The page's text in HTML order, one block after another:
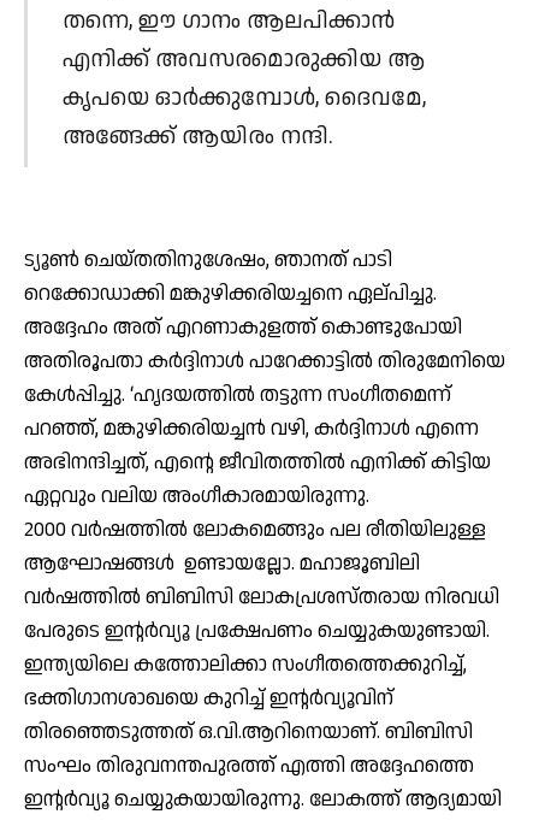
തന്നെ, ഈ ഗാനം ആലപിക്കാന്‍
എനിക്ക് അവസരമൊരുക്കിയ ആ
കൃപയെ ഓര്‍ക്കുമ്പോള്‍, ദൈവമേ,
അങ്ങേക്ക് ആയിരം നന്ദി.
ട്യൂണ്‍ ചെയ്തതിനുശേഷം, ഞാനത് പാടി
റെക്കോഡാക്കി മങ്കുഴിക്കരിയച്ചനെ ഏല്പിച്ചു.
അദ്ദേഹം അത് എറണാകുളത്ത് കൊണ്ടുപോയി
അതിരൂപതാ കര്‍ദ്ദിനാള്‍ പാറേക്കാട്ടില്‍ തിരുമേനിയെ
കേള്‍പ്പിച്ചു. ‘ഹൃദയത്തില്‍ തട്ടുന്ന സംഗീതമെന്ന്
പറഞ്ഞ്, മങ്കുഴിക്കരിയച്ചന്‍ വഴി, കര്‍ദ്ദിനാള്‍ എന്നെ
അഭിനന്ദിച്ചത്, എന്റെ ജീവിതത്തില്‍ എനിക്ക് കിട്ടിയ
ഏറ്റവും വലിയ അംഗീകാരമായിരുന്നു.
2000 വര്‍ഷത്തില്‍ ലോകമെങ്ങും പല രീതിയിലുള്ള
ആഘോഷങ്ങള്‍ ഉണ്ടായല്ലോ. മഹാജൂബിലി
വര്‍ഷത്തില്‍ ബിബിസി ലോകപ്രശസ്തരായ നിരവധി
പേരുടെ ഇന്റര്‍വ്യൂ പ്രക്ഷേപണം ചെയ്യുകയുണ്ടായി.
ഇന്ത്യയിലെ കത്തോലിക്കാ സംഗീതത്തെക്കുറിച്ച്,
ഭക്തിഗാനശാഖയെ കുറിച്ച് ഇന്റര്‍വ്യൂവിന്
തിരഞ്ഞെടുത്തത് ഒ.വി.ആറിനെയാണ്. ബിബിസി
സംഘം തിരുവനന്തപുരത്ത് എത്തി അദ്ദേഹത്തെ
ഇന്റര്‍വ്യൂ ചെയ്യുകയായിരുന്നു. ലോകത്ത് ആദ്യമായി